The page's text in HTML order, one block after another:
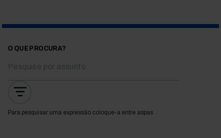
O QUE PROCURA?
Para pesquisar uma expressão coloque-a entre aspas